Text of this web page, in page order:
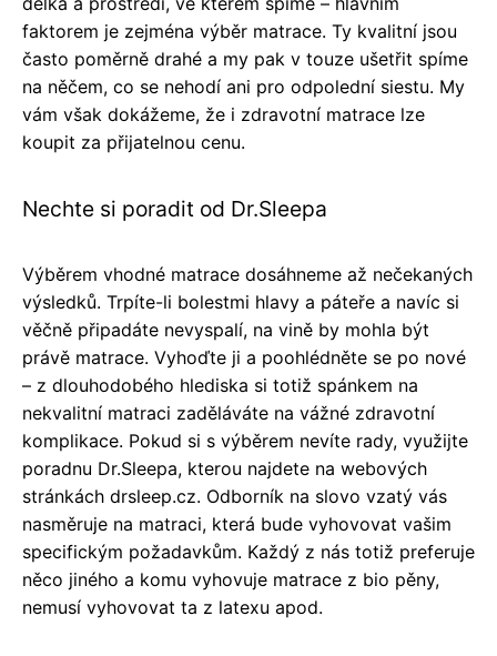
faktorem je zejména výběr matrace. Ty kvalitní jsou
často poměrně drahé a my pak v touze ušetřit spíme
na něčem, co se nehodí ani pro odpolední siestu. My
vám však dokážeme, že i zdravotní matrace lze
koupit za přijatelnou cenu.
Nechte si poradit od Dr.Sleepa
Výběrem vhodné matrace dosáhneme až nečekaných
výsledků. Trpíte-li bolestmi hlavy a páteře a navíc si
věčně připadáte nevyspalí, na vině by mohla být
právě matrace. Vyhoďte ji a poohlédněte se po nové
– z dlouhodobého hlediska si totiž spánkem na
nekvalitní matraci zaděláváte na vážné zdravotní
komplikace. Pokud si s výběrem nevíte rady, využijte
poradnu Dr.Sleepa, kterou najdete na webových
stránkách drsleep.cz. Odborník na slovo vzatý vás
nasměruje na matraci, která bude vyhovovat vašim
specifickým požadavkům. Každý z nás totiž preferuje
něco jiného a komu vyhovuje matrace z bio pěny,
nemusí vyhovovat ta z latexu apod.